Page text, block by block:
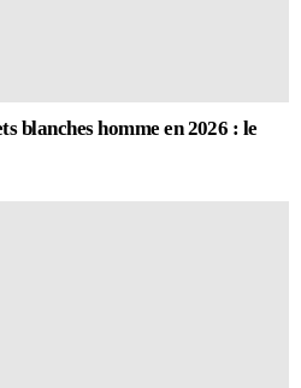
blanches homme en 2026 : le